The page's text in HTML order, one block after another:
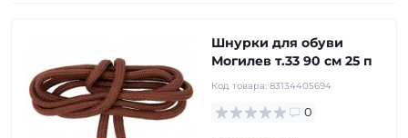
Шнурки для обуви
Могилев т.33 90 см 25 п
Код товара: 83134405694
0